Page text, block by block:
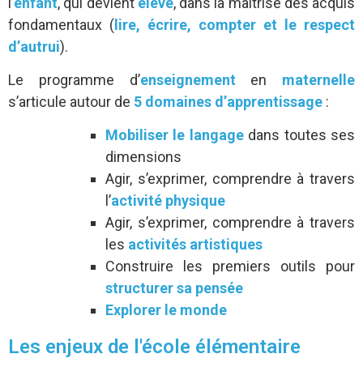
fondamentaux (lire, écrire, compter et le respect
d’autrui).
Le programme d’enseignement en maternelle
s’articule autour de 5 domaines d’apprentissage :
Mobiliser le langagedans toutes ses
dimensions
Agir, s’exprimer, comprendre à travers
l’activité physique
Agir, s’exprimer, comprendre à travers
les activités artistiques
Construire les premiers outils pour
structurer sa pensée
Explorer le monde
Les enjeux de l'école élémentaire